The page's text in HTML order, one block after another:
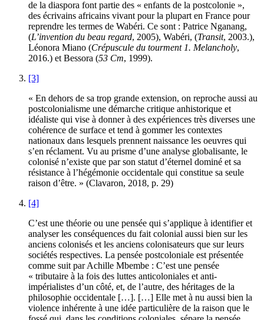
de la diaspora font partie des « enfants de la postcolonie »,
des écrivains africains vivant pour la plupart en France pour
reprendre les termes de Wabéri. Ce sont : Patrice Nganang,
(L’invention du beau regard, 2005), Wabéri, (Transit, 2003.),
Léonora Miano (Crépuscule du tourment 1. Melancholy,
2016.) et Bessora (53 Cm, 1999).
[3]
« En dehors de sa trop grande extension, on reproche aussi au
postcolonialisme une démarche critique anhistorique et
idéaliste qui vise à donner à des expériences très diverses une
cohérence de surface et tend à gommer les contextes
nationaux dans lesquels prennent naissance les oeuvres qui
s’en réclament. Vu au prisme d’une analyse globalisante, le
colonisé n’existe que par son statut d’éternel dominé et sa
résistance à l’hégémonie occidentale qui constitue sa seule
raison d’être. » (Clavaron, 2018, p. 29)
[4]
C’est une théorie ou une pensée qui s’applique à identifier et
analyser les conséquences du fait colonial aussi bien sur les
anciens colonisés et les anciens colonisateurs que sur leurs
sociétés respectives. La pensée postcoloniale est présentée
comme suit par Achille Mbembe : C’est une pensée
« tributaire à la fois des luttes anticoloniales et anti-
impérialistes d’un côté, et, de l’autre, des héritages de la
philosophie occidentale […]. […] Elle met à nu aussi bien la
violence inhérente à une idée particulière de la raison que le